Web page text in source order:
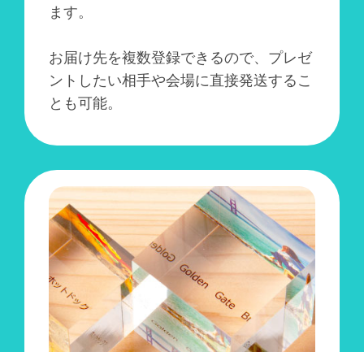
ます。
お届け先を複数登録できるので、プレゼ
ントしたい相手や会場に直接発送するこ
とも可能。